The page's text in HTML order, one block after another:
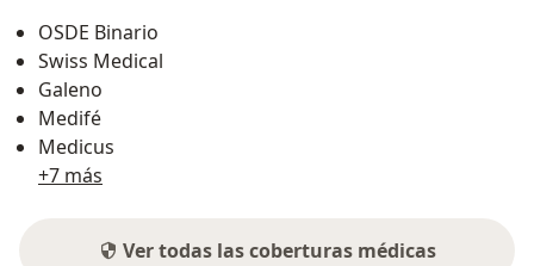
OSDE Binario
Swiss Medical
Galeno
Medifé
Medicus
+7 más
Ver todas las coberturas médicas